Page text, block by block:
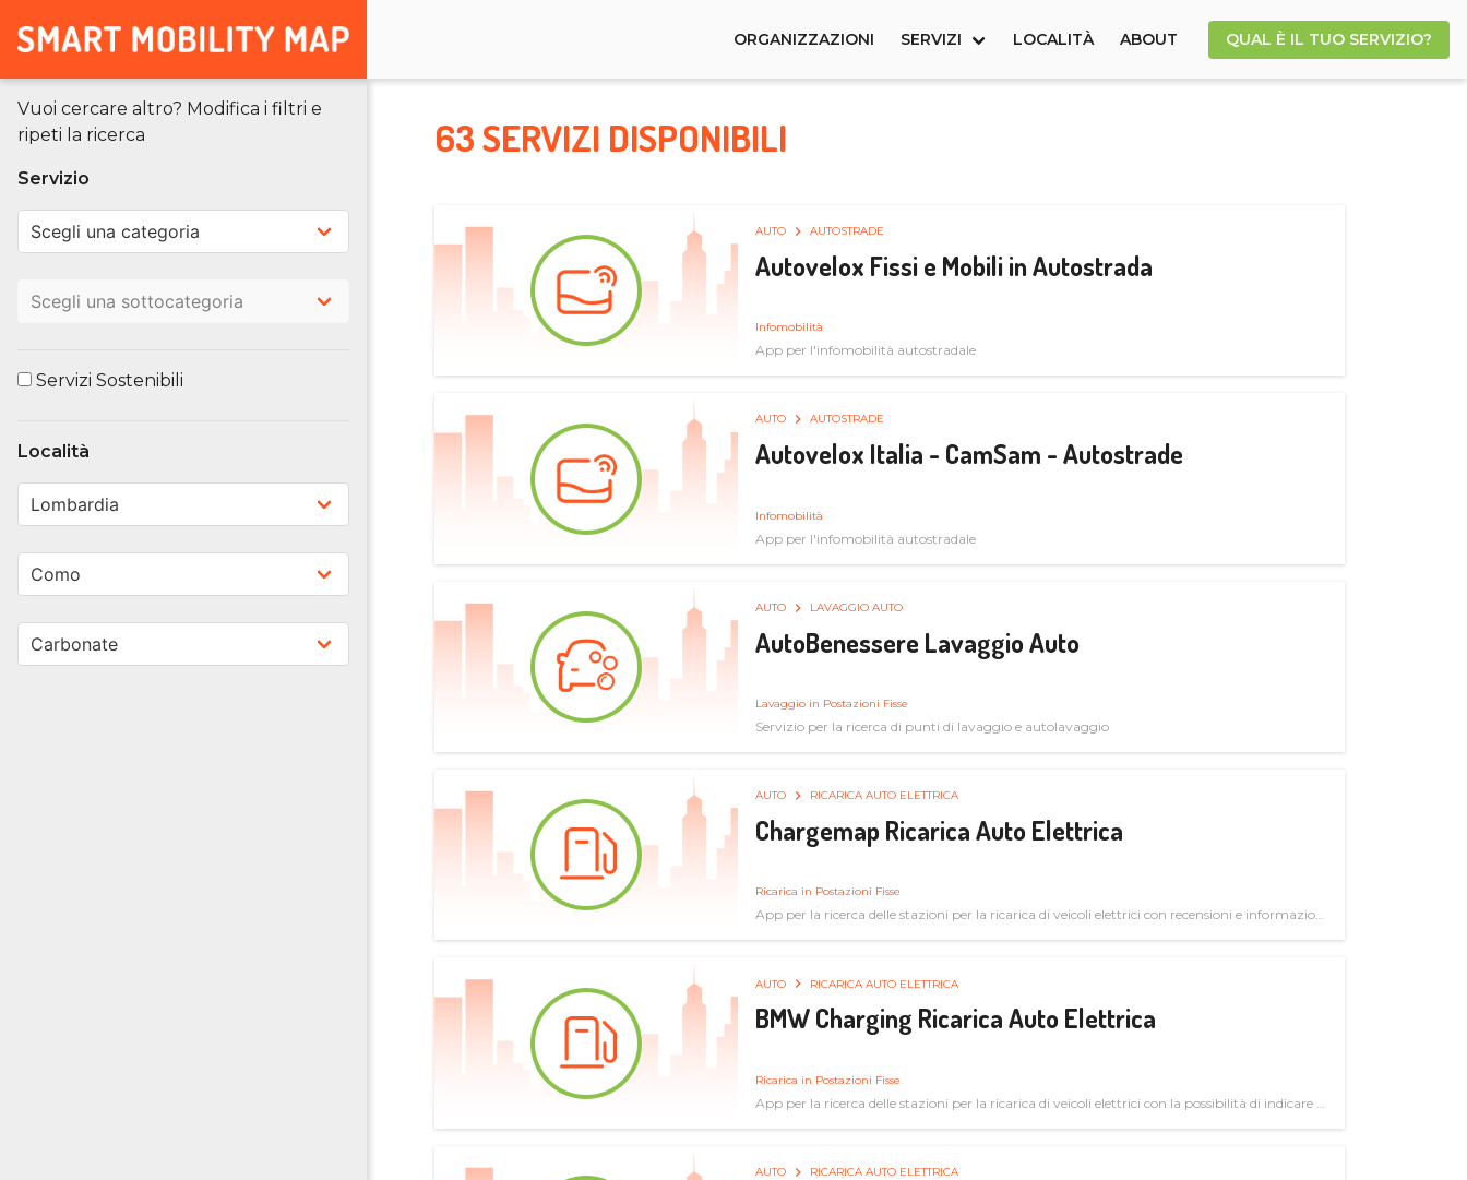
ORGANIZZAZIONI SERVIZI LOCALITÀ ABOUT QUAL È IL TUO SERVIZIO?
Vuoi cercare altro? Modifica i filtri e
ripeti la ricerca
Servizio
Servizi Sostenibili
Località
63 SERVIZI DISPONIBILI
AUTO AUTOSTRADE
Autovelox Fissi e Mobili in Autostrada
Infomobilità
App per l'infomobilità autostradale
AUTO AUTOSTRADE
Autovelox Italia - CamSam - Autostrade
Infomobilità
App per l'infomobilità autostradale
AUTO LAVAGGIO AUTO
AutoBenessere Lavaggio Auto
Lavaggio in Postazioni Fisse
Servizio per la ricerca di punti di lavaggio e autolavaggio
AUTO RICARICA AUTO ELETTRICA
Chargemap Ricarica Auto Elettrica
Ricarica in Postazioni Fisse
App per la ricerca delle stazioni per la ricarica di veicoli elettrici con recensioni e informazioni
AUTO RICARICA AUTO ELETTRICA
BMW Charging Ricarica Auto Elettrica
Ricarica in Postazioni Fisse
App per la ricerca delle stazioni per la ricarica di veicoli elettrici con la possibilità di indicare le
AUTO RICARICA AUTO ELETTRICA